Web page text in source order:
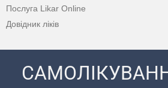
Послуга Likar Online
Довідник ліків